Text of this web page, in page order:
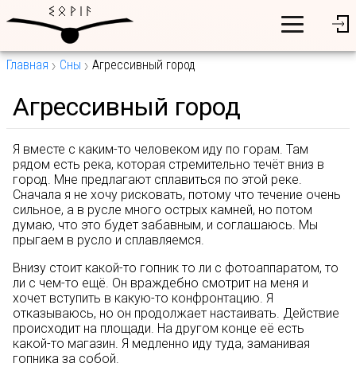
Главная Сны Агрессивный город
Агрессивный город
Я вместе с каким-то человеком иду по горам. Там
рядом есть река, которая стремительно течёт вниз в
город. Мне предлагают сплавиться по этой реке.
Сначала я не хочу рисковать, потому что течение очень
сильное, а в русле много острых камней, но потом
думаю, что это будет забавным, и соглашаюсь. Мы
прыгаем в русло и сплавляемся.
Внизу стоит какой-то гопник то ли с фотоаппаратом, то
ли с чем-то ещё. Он враждебно смотрит на меня и
хочет вступить в какую-то конфронтацию. Я
отказываюсь, но он продолжает настаивать. Действие
происходит на площади. На другом конце её есть
какой-то магазин. Я медленно иду туда, заманивая
гопника за собой.